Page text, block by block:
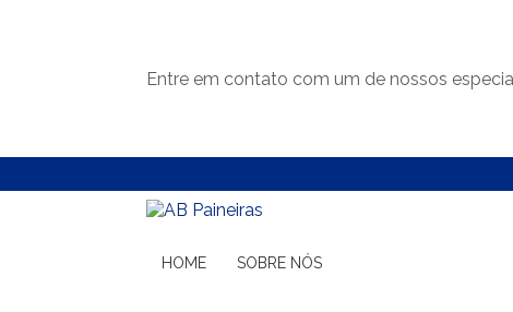
Entre em contato com um de nossos
HOME SOBRE NÓS